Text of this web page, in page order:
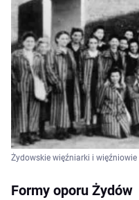
Żydowskie więźniarki i
Formy oporu Żydów